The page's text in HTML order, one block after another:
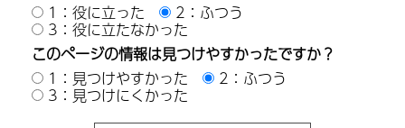
1：役に立った
2：ふつう
3：役に立たなかった
このページの情報は見つけやすかったですか？
1：見つけやすかった
2：ふつう
3：見つけにくかった